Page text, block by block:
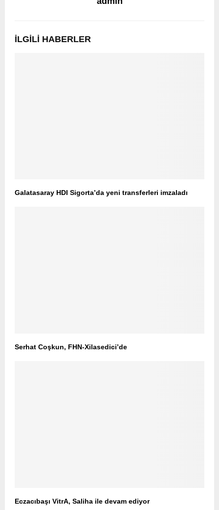
İLGILI HABERLER
Galatasaray HDI Sigorta’da yeni transferleri imzaladı
Serhat Coşkun, FHN-Xilasedici’de
Eczacıbaşı VitrA, Saliha ile devam ediyor